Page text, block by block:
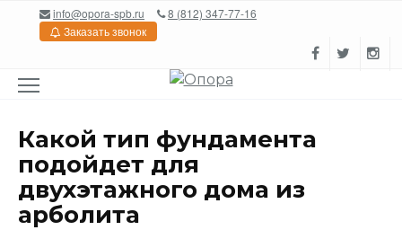
Перейтиinfo@opora-spb.ru
8 (812) 347-77-16
Заказать звонок
Какой тип фундамента
подойдет для
двухэтажного дома из
арболита